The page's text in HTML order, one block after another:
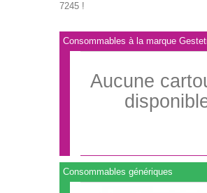
7245 !
Consommables à la marque
Aucune
Consommables génériques